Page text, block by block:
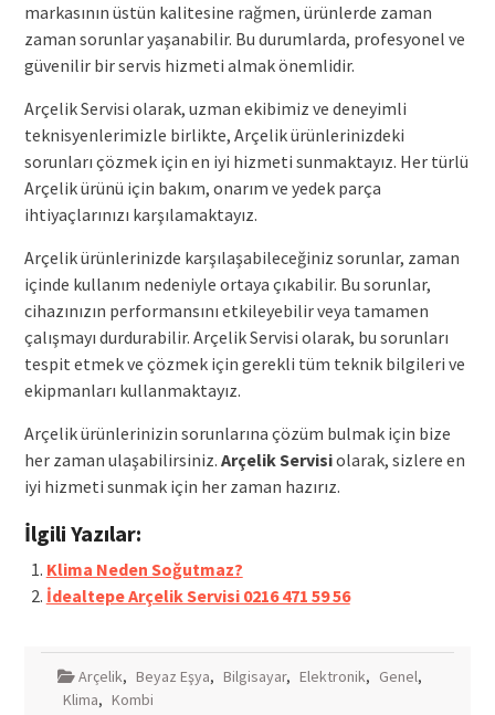
markasının üstün kalitesine rağmen, ürünlerde zaman
zaman sorunlar yaşanabilir. Bu durumlarda, profesyonel ve
güvenilir bir servis hizmeti almak önemlidir.
Arçelik Servisi olarak, uzman ekibimiz ve deneyimli
teknisyenlerimizle birlikte, Arçelik ürünlerinizdeki
sorunları çözmek için en iyi hizmeti sunmaktayız. Her türlü
Arçelik ürünü için bakım, onarım ve yedek parça
ihtiyaçlarınızı karşılamaktayız.
Arçelik ürünlerinizde karşılaşabileceğiniz sorunlar, zaman
içinde kullanım nedeniyle ortaya çıkabilir. Bu sorunlar,
cihazınızın performansını etkileyebilir veya tamamen
çalışmayı durdurabilir. Arçelik Servisi olarak, bu sorunları
tespit etmek ve çözmek için gerekli tüm teknik bilgileri ve
ekipmanları kullanmaktayız.
Arçelik ürünlerinizin sorunlarına çözüm bulmak için bize
her zaman ulaşabilirsiniz. Arçelik Servisiolarak, sizlere en
iyi hizmeti sunmak için her zaman hazırız.
İlgili Yazılar:
Klima Neden Soğutmaz?
İdealtepe Arçelik Servisi 0216 471 59 56
Arçelik, Beyaz Eşya, Bilgisayar, Elektronik, Genel,
Klima, Kombi